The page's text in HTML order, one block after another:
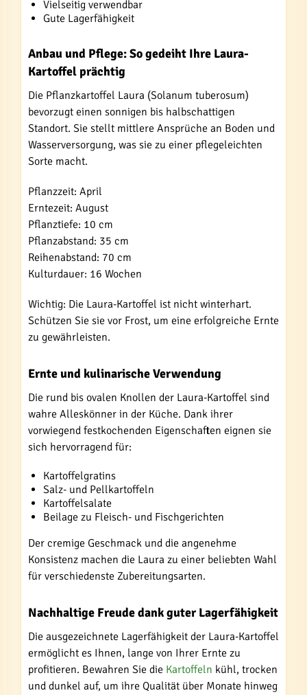
Vielseitig verwendbar
Gute Lagerfähigkeit
Anbau und Pflege: So gedeiht Ihre Laura-
Kartoffel prächtig
Die Pflanzkartoffel Laura (Solanum tuberosum)
bevorzugt einen sonnigen bis halbschattigen
Standort. Sie stellt mittlere Ansprüche an Boden und
Wasserversorgung, was sie zu einer pflegeleichten
Sorte macht.
Pflanzzeit: April
Erntezeit: August
Pflanztiefe: 10 cm
Pflanzabstand: 35 cm
Reihenabstand: 70 cm
Kulturdauer: 16 Wochen
Wichtig: Die Laura-Kartoffel ist nicht winterhart.
Schützen Sie sie vor Frost, um eine erfolgreiche Ernte
zu gewährleisten.
Ernte und kulinarische Verwendung
Die rund bis ovalen Knollen der Laura-Kartoffel sind
wahre Alleskönner in der Küche. Dank ihrer
vorwiegend festkochenden Eigenschaften eignen sie
sich hervorragend für:
Kartoffelgratins
Salz- und Pellkartoffeln
Kartoffelsalate
Beilage zu Fleisch- und Fischgerichten
Der cremige Geschmack und die angenehme
Konsistenz machen die Laura zu einer beliebten Wahl
für verschiedenste Zubereitungsarten.
Nachhaltige Freude dank guter Lagerfähigkeit
Die ausgezeichnete Lagerfähigkeit der Laura-Kartoffel
ermöglicht es Ihnen, lange von Ihrer Ernte zu
profitieren. Bewahren Sie die Kartoffeln kühl, trocken
und dunkel auf, um ihre Qualität über Monate hinweg